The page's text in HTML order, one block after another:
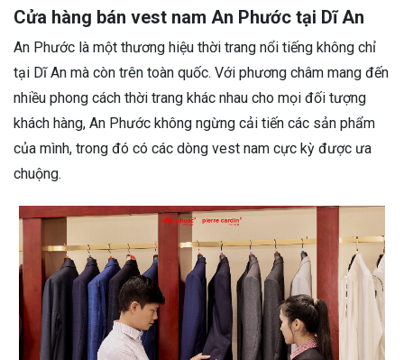
Cửa hàng bán vest nam An Phước tại Dĩ An
An Phước là một thương hiệu thời trang nổi tiếng không chỉ
tại Dĩ An mà còn trên toàn quốc. Với phương châm mang đến
nhiều phong cách thời trang khác nhau cho mọi đối tượng
khách hàng, An Phước không ngừng cải tiến các sản phẩm
của mình, trong đó có các dòng vest nam cực kỳ được ưa
chuộng.